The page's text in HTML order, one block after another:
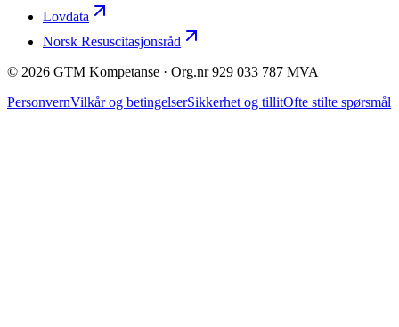
Lovdata
Norsk Resuscitasjonsråd
© 2026 GTM Kompetanse · Org.nr 929 033 787 MVA
PersonvernVilkår og betingelserSikkerhet og tillitOfte stilte spørsmål